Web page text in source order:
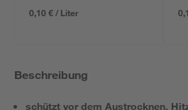
0,10 € / Liter
Beschreibung
schützt vor dem Austrocknen,